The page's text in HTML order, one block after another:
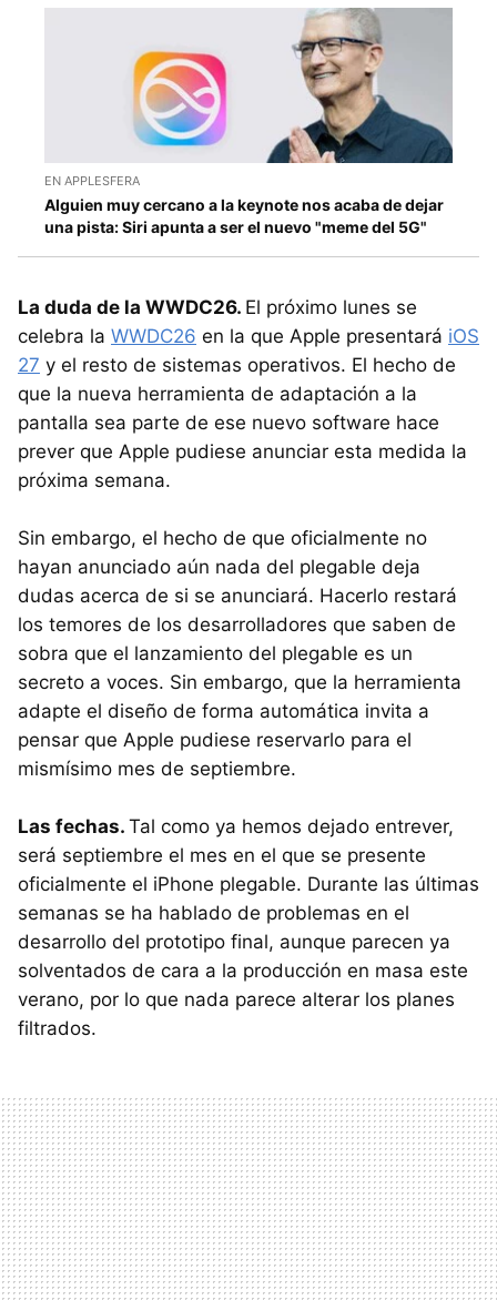
EN APPLESFERA
Alguien muy cercano a la keynote nos acaba de dejar
una pista: Siri apunta a ser el nuevo "meme del 5G"
La duda de la WWDC26. El próximo lunes se
celebra la WWDC26 en la que Apple presentará iOS
27 y el resto de sistemas operativos. El hecho de
que la nueva herramienta de adaptación a la
pantalla sea parte de ese nuevo software hace
prever que Apple pudiese anunciar esta medida la
próxima semana.
Sin embargo, el hecho de que oficialmente no
hayan anunciado aún nada del plegable deja
dudas acerca de si se anunciará. Hacerlo restará
los temores de los desarrolladores que saben de
sobra que el lanzamiento del plegable es un
secreto a voces. Sin embargo, que la herramienta
adapte el diseño de forma automática invita a
pensar que Apple pudiese reservarlo para el
mismísimo mes de septiembre.
Las fechas. Tal como ya hemos dejado entrever,
será septiembre el mes en el que se presente
oficialmente el iPhone plegable. Durante las últimas
semanas se ha hablado de problemas en el
desarrollo del prototipo final, aunque parecen ya
solventados de cara a la producción en masa este
verano, por lo que nada parece alterar los planes
filtrados.